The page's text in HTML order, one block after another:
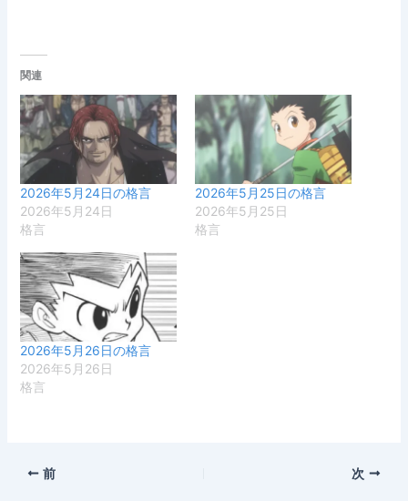
関連
2026年5月24日の格言
2026年5月24日
格言
2026年5月25日の格言
2026年5月25日
格言
2026年5月26日の格言
2026年5月26日
格言
前 次